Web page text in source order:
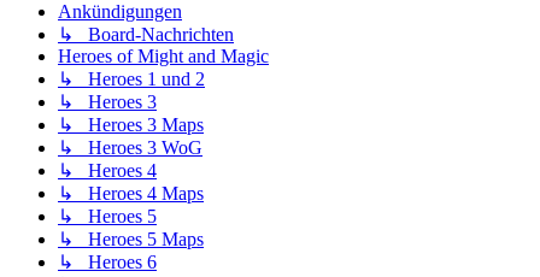
Ankündigungen
↳ Board-Nachrichten
Heroes of Might and Magic
↳ Heroes 1 und 2
↳ Heroes 3
↳ Heroes 3 Maps
↳ Heroes 3 WoG
↳ Heroes 4
↳ Heroes 4 Maps
↳ Heroes 5
↳ Heroes 5 Maps
↳ Heroes 6